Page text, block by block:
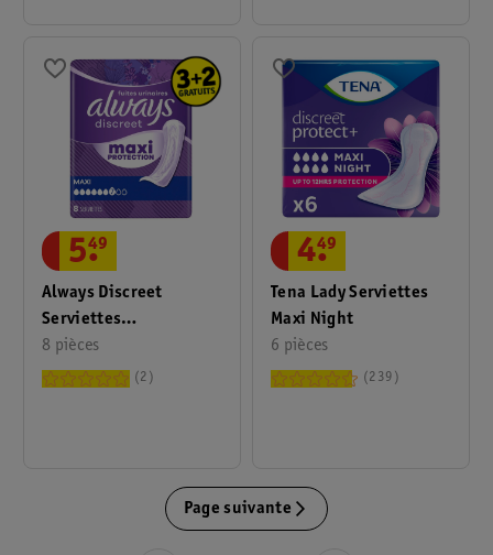
Always Discreet
Serviettes
D'Incontinence Maxi
Protection Maxi
8 pièces
5.
49
2
Tena Lady Serviettes
Maxi Night
6 pièces
4.
49
239
Page suivante